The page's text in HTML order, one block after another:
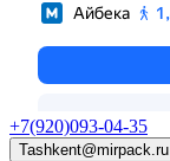
+7(920)093-04-35
Tashkent@mirpack.ru